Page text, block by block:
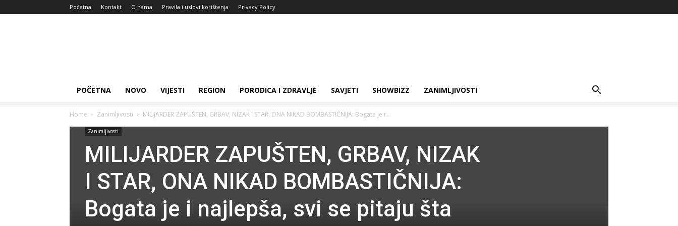
Početna Kontakt O nama Pravila i uslovi korištenja Privacy Policy
POČETNA NOVO VIJESTI REGION PORODICA I ZDRAVLJE SAVJETI SHOWBIZZ ZANIMLJIVOSTI
Home Zanimljivosti MILIJARDER ZAPUŠTEN, GRBAV, NIZAK I STAR, ONA NIKAD BOMBASTIČNIJA: Bogata je i...
Zanimljivosti
MILIJARDER ZAPUŠTEN, GRBAV, NIZAK
I STAR, ONA NIKAD BOMBASTIČNIJA:
Bogata je i najlepša, svi se pitaju šta